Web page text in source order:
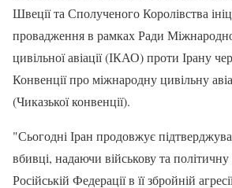
Швеції та Сполученого Королівства
провадження в рамках Ради
цивільної авіації (ІКАО) проти Ірану
Конвенції про міжнародну цивільну
(Чиказької конвенції).
"Сьогодні Іран продовжує
вбивці, надаючи військову та
Російській Федерації в її збройній